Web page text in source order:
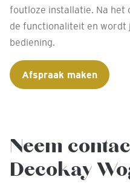
foutloze installatie. Na het
de functionaliteit en wordt
bediening.
Afspraak maken
Neem
Decokay